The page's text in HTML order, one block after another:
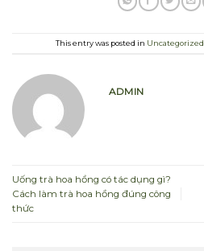
This entry was posted in Uncategorized
ADMIN
Uống trà hoa hồng có tác dụng gì?
Cách làm trà hoa hồng đúng công
thức